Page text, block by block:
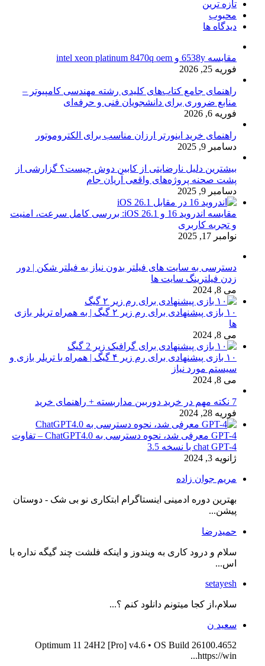
تازه ترین
محبوب
دیدگاه ها
مقایسه 6538y و intel xeon platinum 8470q oem
فوریه 25, 2026
راهنمای جامع کتاب‌های کلیدی رشته مهندسی کامپیوتر –
منابع ضروری برای دانشجویان فنی و حرفه‌ای
فوریه 6, 2026
راهنمای خرید اینورتر ارزان مناسب برای الکتروموتور
دسامبر 9, 2025
بیشترین دلیل نارضایتی از کابین دوش چیست؟ گزارشی از
پشت صحنه پروژه‌های واقعی آریان جام
دسامبر 9, 2025
مقایسه اندروید 16 و iOS 26.1: بررسی کامل سرعت، امنیت
و تجربه کاربری
نوامبر 17, 2025
دسترسی به سایت های فیلتر بدون نیاز به فیلتر شکن | دور
زدن فیلترینگ سایت ها
می 8, 2024
۱۰ بازی پیشنهادی برای رم زیر ۲ گیگ | به همراه تریلر بازی
ها
می 8, 2024
۱۰ بازی پیشنهادی برای رم زیر ۴ گیگ | همراه با تریلر بازی و
سیستم مورد نیاز
می 8, 2024
7 نکته مهم در خرید دوربین مداربسته + راهنمای خرید
فوریه 28, 2024
GPT-4 معرفی شد، نحوه دسترسی به ChatGPT4.0 – تفاوت
chat GPT-4 با نسخه 3.5
ژانویه 3, 2024
مریم جوان زاده
بهترین دوره ادمینی اینستاگرام ابتکاری نو بی شک - دوستان
پیشن...
حمیدرضا
سلام و درود کاری به ویندوز و اینکه فلشت چند گیگه نداره با
اس...
setayesh
سلام،از کجا میتونم دانلود کنم ؟...
سعید ن
Optimum 11 24H2 [Pro] v4.6 • OS Build 26100.4652
https://win...